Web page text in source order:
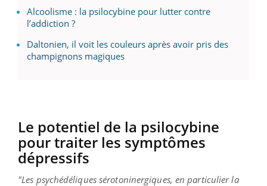
Alcoolisme : la psilocybine pour lutter contre
l’addiction ?
Daltonien, il voit les couleurs après avoir pris des
champignons magiques
Le potentiel de la psilocybine
pour traiter les symptômes
dépressifs
"Les psychédéliques sérotoninergiques, en particulier la